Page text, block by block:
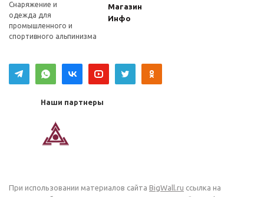
Снаряжение и
одежда для
промышленного и
спортивного альпинизма
Магазин
Инфо
Наши партнеры
При использовании материалов сайта BigWall.ru ссылка на